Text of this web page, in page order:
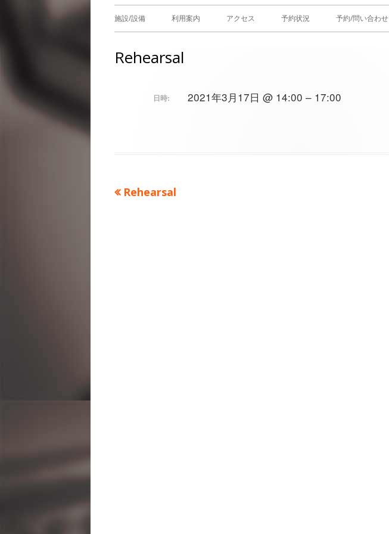
メ
ン
施設/設備 利用案内 アクセス 予約状況 予約/問い合わせ
Rehearsal
日時: 2021年3月17日 @ 14:00 – 17:00
投前
Rehearsal